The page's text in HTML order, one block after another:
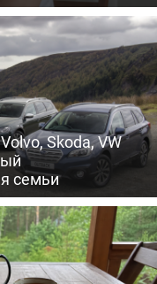
Skoda, VW
семьи